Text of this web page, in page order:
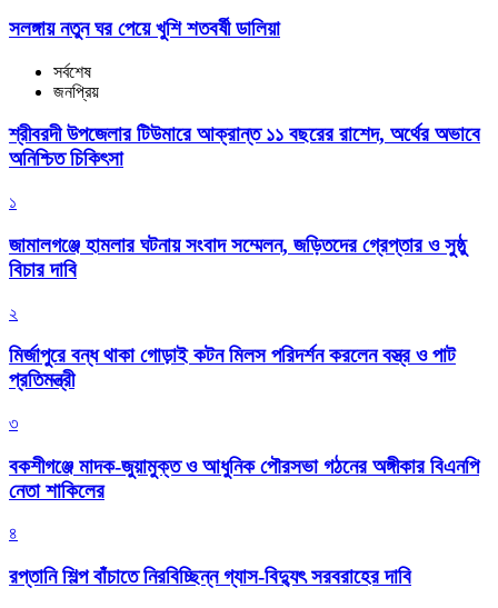
সলঙ্গায় নতুন ঘর পেয়ে খুশি শতবর্ষী ডালিয়া
সর্বশেষ
জনপ্রিয়
শ্রীবরদী উপজেলার টিউমারে আক্রান্ত ১১ বছরের রাশেদ, অর্থের অভাবে
অনিশ্চিত চিকিৎসা
১
জামালগঞ্জে হামলার ঘটনায় সংবাদ সম্মেলন, জড়িতদের গ্রেপ্তার ও সুষ্ঠু
বিচার দাবি
২
মির্জাপুরে বন্ধ থাকা গোড়াই কটন মিলস পরিদর্শন করলেন বস্ত্র ও পাট
প্রতিমন্ত্রী
৩
বকশীগঞ্জে মাদক-জুয়ামুক্ত ও আধুনিক পৌরসভা গঠনের অঙ্গীকার বিএনপি
নেতা শাকিলের
৪
রপ্তানি শিল্প বাঁচাতে নিরবিচ্ছিন্ন গ্যাস-বিদ্যুৎ সরবরাহের দাবি